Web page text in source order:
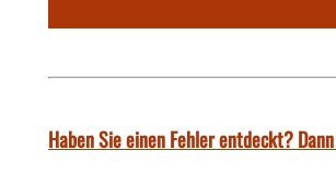
Haben Sie einen Fehler entdeckt?